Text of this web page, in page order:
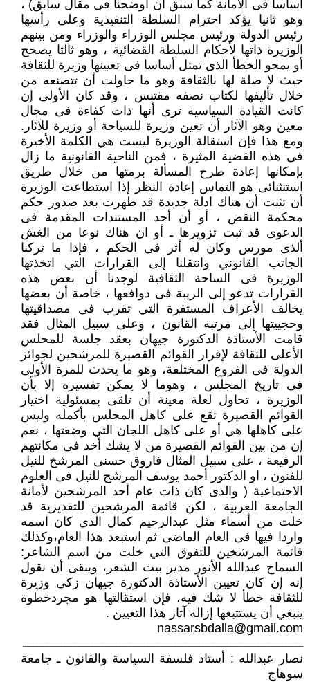
أساسا فى الأمانة كما سبق أن أوضحنا فى مقال سابق) ،
وهو ثانيا يؤكد احترام السلطة التنفيذية وعلى رأسها
رئيس الدولة ورئيس مجلس الوزراء والوزراء ومن بينهم
الوزيرة ذاتها لأحكام السلطة القضائية ، وهو ثالثا يصحح
أو يمحو الخطأ الذى تمثل أساسا فى تعيينها وزيرة للثقافة
حيث لا صلة لها بالثقافة وهو ما حاولت أن تتصنعه من
خلال تأليفها لكتاب نصفه مقتبس ، وقد كان الأولى إن
كانت القيادة السياسية ترى أنها ذات كفاءة فى مجال
معين وهو الآثار أن تعين وزيرة للسياحة أو وزيرة للآثار.
ومع هذا فإن استقالة الوزيرة ليست هي الكلمة الأخيرة
فى هذه القضية المثيرة ، فمن الناحية القانونية ما زال
بإمكانها إعادة طرح المسألة برمتها من خلال طريق
استنثنائى هو التماس إعادة النظر إذا استطاعت الوزيرة
أن تثبت أن هناك ادلة جديدة قد ظهرت بعد صدور حكم
محكمة النقض ، أو أن أحد المستندات المقدمة فى
الدعوى قد ثبت تزويرها ـ أو ان هناك نوعا من الغش
ألذى مورس وكان له أثر فى الحكم ، فإذا ما تركنا
الجاتب القانوني وانتقلنا إلى القرارات التي اتخذتها
الوزيرة فى الساحة الثقافية لوجدنا أن بعض هذه
القرارات تدعو إلى الريبة فى دوافعها ، خاصة أن بعضها
يخالف الأعراف المستقرة التي تقرب فى مصداقيتها
وحجييتها إلى مرتبة القانون ، وعلى سبيل المثال فقد
قامت الأستاذة الدكتورة جيهان بعقد جلسة للمحلس
الأعلى للثقافة لإقرار القوائم القصيرة للمرشحين لجوائز
الدولة فى الفروع المختلفة، وهو ما يحدث للمرة الأولى
فى تاريخ المجلس ، وهوما لا يمكن تفسيره إلا بأن
الوزيرة ، تحاول لعلة معينة أن تلقى بمسئولية اختيار
القوائم القصيرة تقع على كاهل المجلس بأكمله وليس
على كاهلها هي أو على كاهل اللجان التي وضعتها ، نعم
إن من بين القوائم القصيرة من لا يشك أخد فى مكانتهم
الرفيعة ، على سبيل المثال فاروق حسنى المرشخ للنيل
للفنون ، او الدكتور أحمد يوسف المرشح للنيل فى العلوم
الاجتماعية ( والذى كان ذات عام أحد المرشحين لأمانة
الجامعة العربية ، لكن قائمة المرشحين للتقديرية قد
خلت من أسماء مثل عبدالرحيم كمال الذى كان اسمه
واردا فيها فى العام الماضى ثم استبعد هذا العام،وكذلك
قائمة المرشخين للتفوق التي خلت من اسم الشاعر:
السماح عبدالله الأنور مدير بيت الشعر، ويبقى أن نقول
إنه إن كان تعيين الأستاذة الدكتورة جيهان زكى وزيرة
للثقافة خطأ لا شك فيه، فإن استقالتها هو مجردخطوة
ينبغي أن يستتبعها إزالة آثار هذا التعيين .
nassarsbdalla@gmail.com
ـــــــــــــــــــــــــــــــــــــــــــــــــــــــــــــــــــــــــــــــــ
نصار عبدالله : أستاذ فلسفة السياسة والقانون ـ جامعة
سوهاج